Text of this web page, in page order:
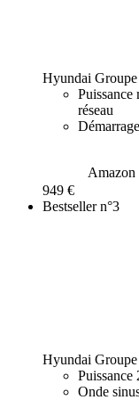
Hyundai
réseau
Amazon
949 €
Bestseller n°3
Hyundai
Onde